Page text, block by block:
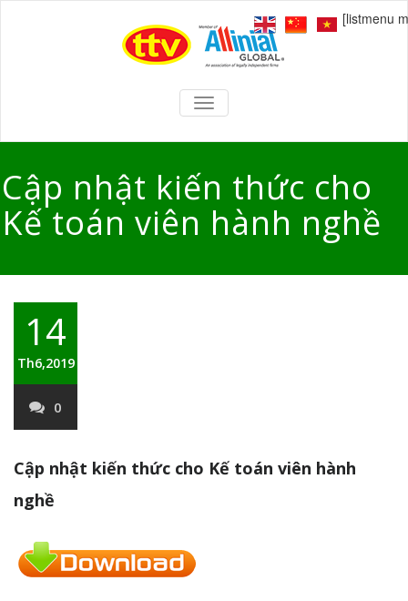
TOGGLE
NAVIGATION
Cập nhật kiến thức cho
Kế toán viên hành nghề
14
Th6,2019
0
Cập nhật kiến thức cho Kế toán viên hành
nghề
[listmenu